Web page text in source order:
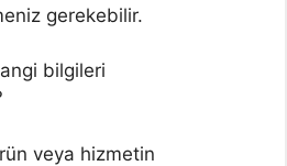
gerekebilir.
bilgileri
veya hizmetin